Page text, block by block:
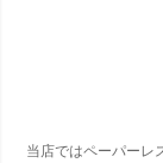
当店ではペーパーレ